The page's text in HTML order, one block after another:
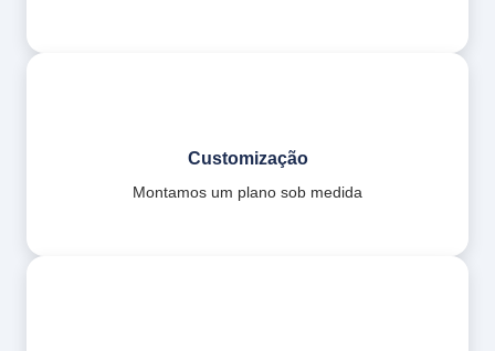
Customização
Montamos um plano sob medida